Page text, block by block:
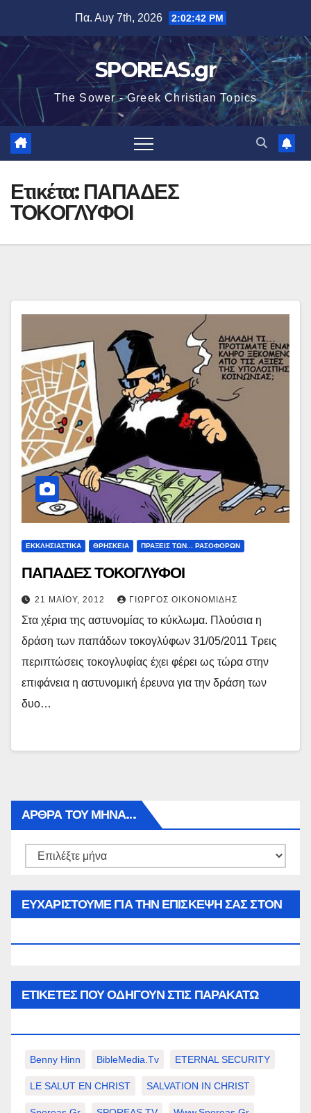
περιεχόμενο
Πα. Αυγ 7th, 2026 2:02:42 PM
SPOREAS.gr
The Sower - Greek Christian Topics
Ετικέτα: ΠΑΠΑΔΕΣ
ΤΟΚΟΓΛΥΦΟΙ
ΕΚΚΛΗΣΙΑΣΤΙΚΑ ΘΡΗΣΚΕΙΑ ΠΡΑΞΕΙΣ ΤΩΝ... ΡΑΣΟΦΟΡΩΝ
ΠΑΠΑΔΕΣ ΤΟΚΟΓΛΥΦΟΙ
21 ΜΑΪ́ΟΥ, 2012 ΓΙΏΡΓΟΣ ΟΙΚΟΝΟΜΊΔΗΣ
Στα χέρια της αστυνομίας το κύκλωμα. Πλούσια η
δράση των παπάδων τοκογλύφων 31/05/2011 Τρεις
περιπτώσεις τοκογλυφίας έχει φέρει ως τώρα στην
επιφάνεια η αστυνομική έρευνα για την δράση των
δυο…
ΑΡΘΡΑ ΤΟΥ ΜΉΝΑ…
Αρθρα
ΕΥΧΑΡΙΣΤΟΥΜΕ ΓΙΑ ΤΗΝ ΕΠΙΣΚΕΨΗ ΣΑΣ ΣΤΟΝ
ΕΤΙΚΈΤΕΣ ΠΟΥ ΟΔΗΓΟΎΝ ΣΤΙΣ ΠΑΡΑΚΆΤΩ
Benny Hinn BibleMedia.tv ETERNAL SECURITY
LE SALUT EN CHRIST SALVATION IN CHRIST